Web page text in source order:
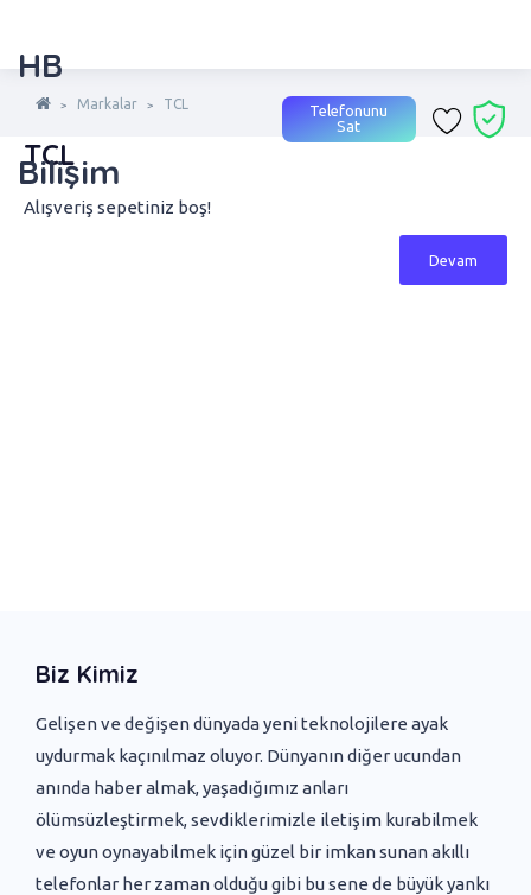
HB
Bilişim
Telefonunu
Sat
Markalar TCL
TCL
Alışveriş sepetiniz boş!
Devam
Biz Kimiz
Gelişen ve değişen dünyada yeni ‌teknolojilere ayak
uydurmak kaçınılmaz oluyor. Dünyanın diğer ucundan
anında haber almak, yaşadığımız anları
ölümsüzleştirmek, sevdiklerimizle iletişim kurabilmek
ve oyun oynayabilmek için güzel bir imkan sunan akıllı
telefonlar her zaman olduğu gibi bu sene de büyük yankı